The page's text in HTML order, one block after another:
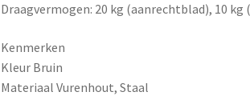
Draagvermogen: 20 kg (aanrechtblad), 10 kg
Kenmerken
Kleur Bruin
Materiaal Vurenhout, Staal